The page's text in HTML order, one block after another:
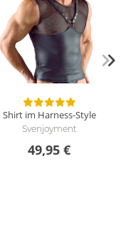
Shirt im Harness-Style
Svenjoyment
49,95 €